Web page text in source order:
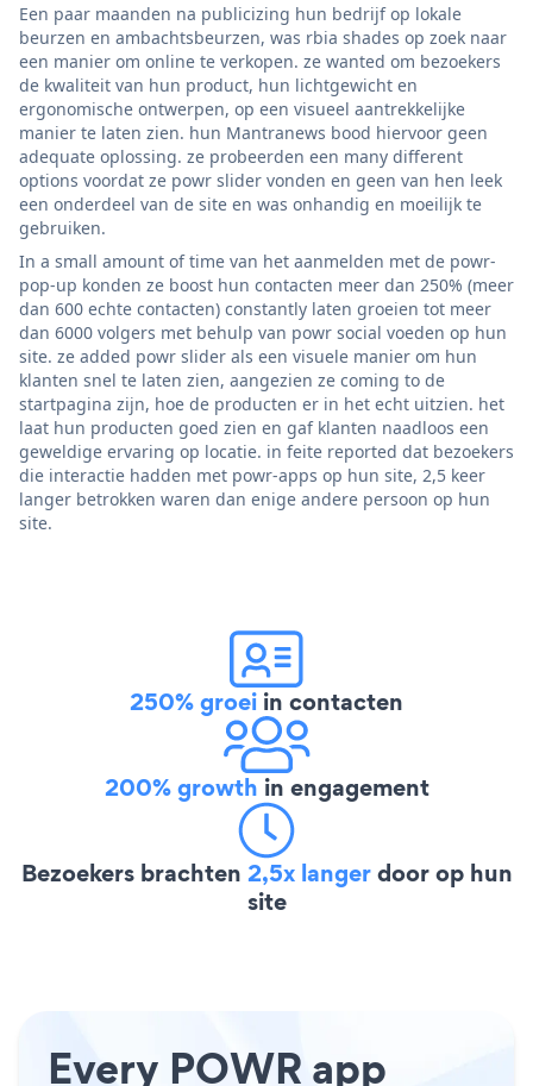
Een paar maanden na publicizing hun bedrijf op lokale
beurzen en ambachtsbeurzen, was rbia shades op zoek naar
een manier om online te verkopen. ze wanted om bezoekers
de kwaliteit van hun product, hun lichtgewicht en
ergonomische ontwerpen, op een visueel aantrekkelijke
manier te laten zien. hun Mantranews bood hiervoor geen
adequate oplossing. ze probeerden een many different
options voordat ze powr slider vonden en geen van hen leek
een onderdeel van de site en was onhandig en moeilijk te
gebruiken.
In a small amount of time van het aanmelden met de powr-
pop-up konden ze boost hun contacten meer dan 250% (meer
dan 600 echte contacten) constantly laten groeien tot meer
dan 6000 volgers met behulp van powr social voeden op hun
site. ze added powr slider als een visuele manier om hun
klanten snel te laten zien, aangezien ze coming to de
startpagina zijn, hoe de producten er in het echt uitzien. het
laat hun producten goed zien en gaf klanten naadloos een
geweldige ervaring op locatie. in feite reported dat bezoekers
die interactie hadden met powr-apps op hun site, 2,5 keer
langer betrokken waren dan enige andere persoon op hun
site.
250% groei in contacten
200% growth in engagement
Bezoekers brachten 2,5x langerdoor op hun
site
Every POWR app